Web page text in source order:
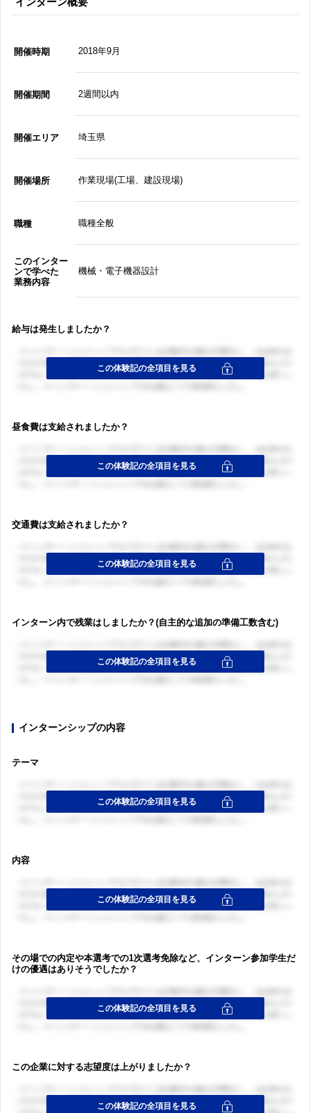
開催時期 2018年9月
開催期間 2週間以内
開催エリア 埼玉県
開催場所 作業現場(工場、建設現場)
職種 職種全般
このインター
ンで学べた
業務内容
機械・電子機器設計
給与は発生しましたか？
昼食費は支給されましたか？
交通費は支給されましたか？
インターン内で残業はしましたか？(自主的な追加の準備工数含む)
インターンシップの内容
テーマ
内容
その場での内定や本選考での1次選考免除など、インターン参加学生だ
けの優遇はありそうでしたか？
この企業に対する志望度は上がりましたか？